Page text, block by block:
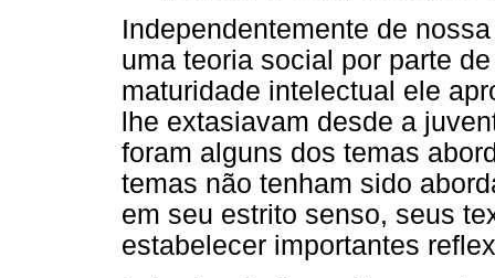
Independentemente de
uma teoria social por parte
maturidade intelectual ele
lhe extasiavam desde a
foram alguns dos temas
temas não tenham sido
em seu estrito senso, seus
estabelecer importantes